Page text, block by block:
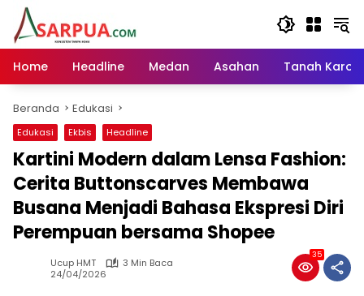
Langsung
konten
Home
Headline Medan Asahan Tanah Karo
Beranda Edukasi
Edukasi Ekbis Headline
Kartini Modern dalam Lensa Fashion:
Cerita Buttonscarves Membawa
Busana Menjadi Bahasa Ekspresi Diri
Perempuan bersama Shopee
Ucup HMT
3 Min Baca
24/04/2026
35